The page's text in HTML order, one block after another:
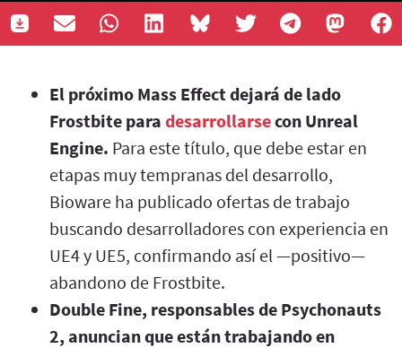
El próximo Mass Effect dejará de lado
Frostbite para desarrollarsecon Unreal
Engine. Para este título, que debe estar en
etapas muy tempranas del desarrollo,
Bioware ha publicado ofertas de trabajo
buscando desarrolladores con experiencia en
UE4 y UE5, confirmando así el —positivo—
abandono de Frostbite.
Double Fine, responsables de Psychonauts
2, anuncian que están trabajando en